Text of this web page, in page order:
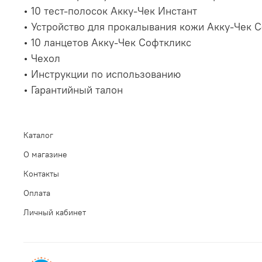
• 10 тест-полосок Акку-Чек Инстант
• Устройство для прокалывания кожи Акку-Чек
• 10 ланцетов Акку-Чек Софткликс
• Чехол
• Инструкции по использованию
• Гарантийный талон
Каталог
О магазине
Контакты
Оплата
Личный кабинет